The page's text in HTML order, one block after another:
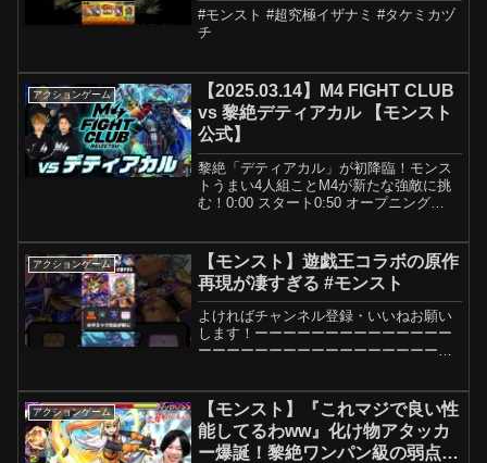
#モンスト #超究極イザナミ #タケミカヅ
チ
アクションゲーム
【2025.03.14】M4 FIGHT CLUB
vs 黎絶デティアカル 【モンスト
公式】
黎絶「デティアカル」が初降臨！モンス
トうまい4人組ことM4が新たな強敵に挑
む！0:00 スタート0:50 オープニング
ムレット、ナイトメア、アダマス・ハ...
アクションゲーム
【モンスト】遊戯王コラボの原作
再現が凄すぎる #モンスト
よければチャンネル登録・いいねお願い
します！ーーーーーーーーーーーーーー
ーーーーーーーーーーーーーーーーーX
（）モンスト公式チャンネル（）使用し
た音声/...
アクションゲーム
【モンスト】『これマジで良い性
能してるわww』化け物アタッカ
ー爆誕！黎絶ワンパン級の弱点必